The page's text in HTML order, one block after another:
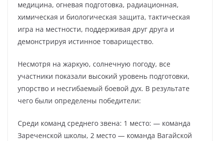
медицина, огневая подготовка, радиационная,
химическая и биологическая защита, тактическая
игра на местности, поддерживая друг друга и
демонстрируя истинное товарищество.
Несмотря на жаркую, солнечную погоду, все
участники показали высокий уровень подготовки,
упорство и несгибаемый боевой дух. В результате
чего были определены победители:
Среди команд среднего звена: 1 место: — команда
Зареченской школы, 2 место — команда Вагайской